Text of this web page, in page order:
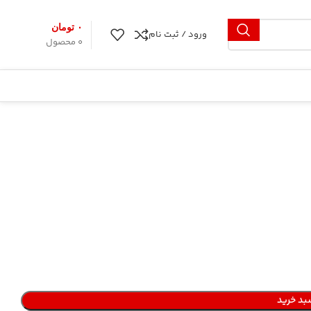
ورود / ثبت نام
0 محصول
۰ تومان
خرید